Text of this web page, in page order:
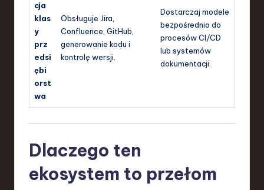
cja
klas
y
prz
edsi
ębi
orst
wa
Obsługuje Jira,
Confluence, GitHub,
generowanie kodu i
kontrolę wersji.
Dostarczaj modele
bezpośrednio do
procesów CI/CD
lub systemów
dokumentacji.
Dlaczego ten
ekosystem to przełom